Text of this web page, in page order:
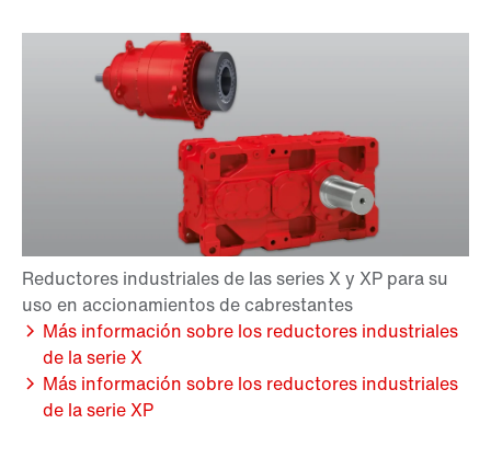
Más información sobre los reductores industriales
de la serie X
Más información sobre los reductores industriales
de la serie XP